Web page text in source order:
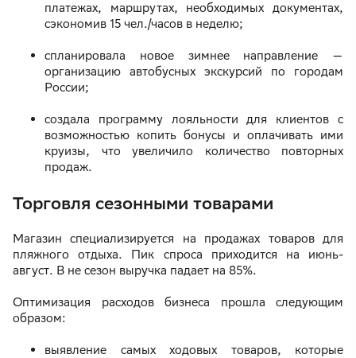
платежах, маршрутах, необходимых документах,
сэкономив 15 чел./часов в неделю;
спланировала новое зимнее направление —
организацию автобусных экскурсий по городам
России;
создала программу лояльности для клиентов с
возможностью копить бонусы и оплачивать ими
круизы, что увеличило количество повторных
продаж.
Торговля сезонными товарами
Магазин специализируется на продажах товаров для
пляжного отдыха. Пик спроса приходится на июнь-
август. В не сезон выручка падает на 85%.
Оптимизация расходов бизнеса прошла следующим
образом:
выявление самых ходовых товаров, которые